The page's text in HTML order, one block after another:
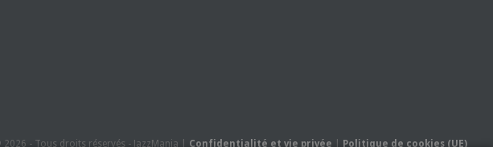
2026 - Tous droits réservés - JazzMania | Confidentialité et vie privée Politique de cookies (UE)